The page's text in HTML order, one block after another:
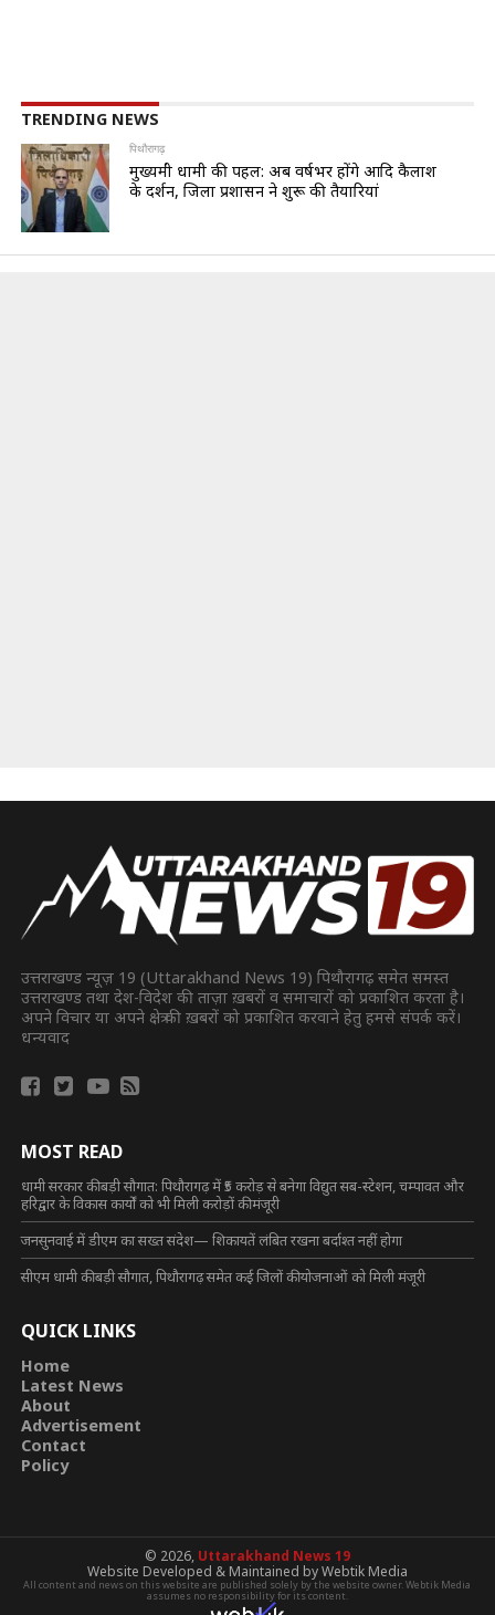
TRENDING NEWS
पिथौरागढ़
मुख्यमंत्री धामी की पहल: अब वर्षभर होंगे आदि कैलाश
के दर्शन, जिला प्रशासन ने शुरू की तैयारियां
उत्तराखण्ड न्यूज़ 19 (Uttarakhand News 19) पिथौरागढ़ समेत समस्त
उत्तराखण्ड तथा देश-विदेश की ताज़ा ख़बरों व समाचारों को प्रकाशित करता है।
अपने विचार या अपने क्षेत्र की ख़बरों को प्रकाशित करवाने हेतु हमसे संपर्क करें।
धन्यवाद
MOST READ
धामी सरकार की बड़ी सौगात: पिथौरागढ़ में ₹5 करोड़ से बनेगा विद्युत सब-स्टेशन, चम्पावत और
हरिद्वार के विकास कार्यों को भी मिली करोड़ों की मंजूरी
जनसुनवाई में डीएम का सख्त संदेश— शिकायतें लंबित रखना बर्दाश्त नहीं होगा
सीएम धामी की बड़ी सौगात, पिथौरागढ़ समेत कई जिलों की योजनाओं को मिली मंजूरी
QUICK LINKS
Home
Latest News
About
Advertisement
Contact
Policy
© 2026, Uttarakhand News 19
Website Developed & Maintained by Webtik Media
All content and news on this website are published solely by the website owner. Webtik Media
assumes no responsibility for its content.